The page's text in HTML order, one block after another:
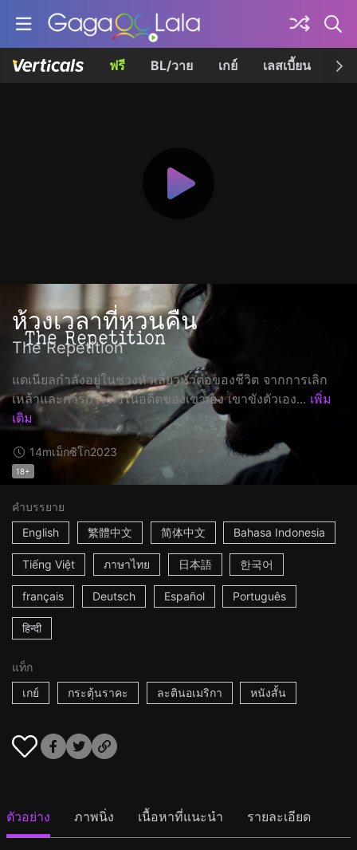
ฟรี BL/วาย เกย์ เลสเบี้ยน เค
ห้วงเวลาที่หวนคืน
The Repetition
แดเนียลกำลังอยู่ในช่วงหัวเลี้ยวหัวต่อของชีวิต จากการเลิก
เหล้าและการกระทำในอดีตของเขาเอง เขาขังตัวเอง... เพิ่ม
เติม
14mเม็กซิโก2023
18+
คำบรรยาย
English
繁體中文 简体中文 Bahasa Indonesia
Tiếng Việt ภาษาไทย 日本語 한국어
français Deutsch Español Português
हिन्दी
แท็ก
เกย์
กระตุ้นราคะ ละตินอเมริกา หนังสั้น
ตัวอย่าง ภาพนิ่ง เนื้อหาที่แนะนำ รายละเอียด